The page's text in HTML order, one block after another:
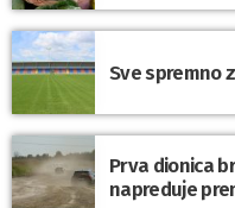
Sve spremno
Prva dionica
napreduje